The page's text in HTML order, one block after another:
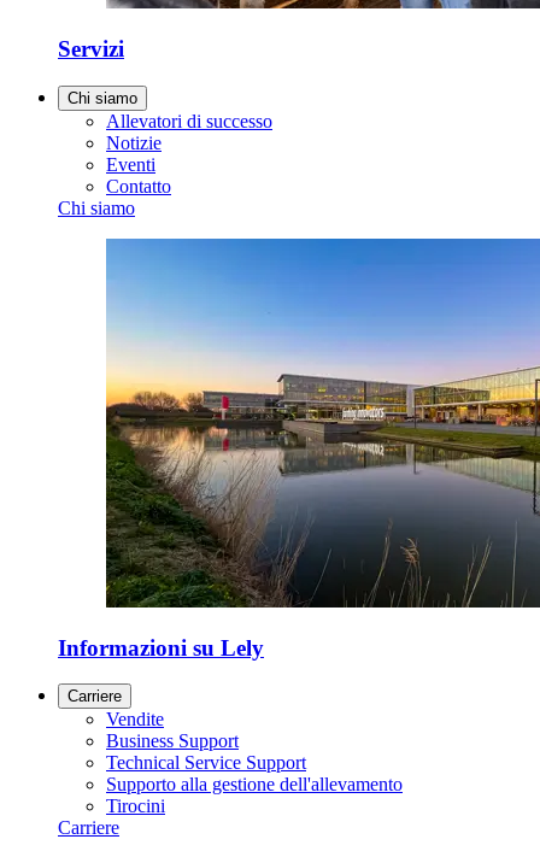
Servizi
Chi siamo
Allevatori di successo
Notizie
Eventi
Contatto
Chi siamo
Informazioni su Lely
Carriere
Vendite
Business Support
Technical Service Support
Supporto alla gestione dell'allevamento
Tirocini
Carriere